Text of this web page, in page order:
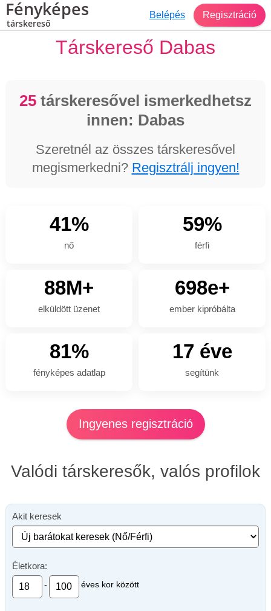
Fényképes
társkereső
Belépés Regisztráció
Társkereső Dabas
25 társkeresővel ismerkedhetsz
innen: Dabas
Szeretnél az összes társkeresővel
megismerkedni? Regisztrálj ingyen!
41%
nő
59%
férfi
88M+
elküldött üzenet
698e+
ember kipróbálta
81%
fényképes adatlap
17 éve
segítünk
Ingyenes regisztráció
Valódi társkeresők, valós profilok
Akit keresek
Életkora:
- éves kor között